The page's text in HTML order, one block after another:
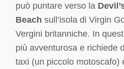
può puntare verso la
Beach sull’isola di Virgin
Vergini britanniche. In
più avventurosa e richiede
taxi (un piccolo motoscafo)